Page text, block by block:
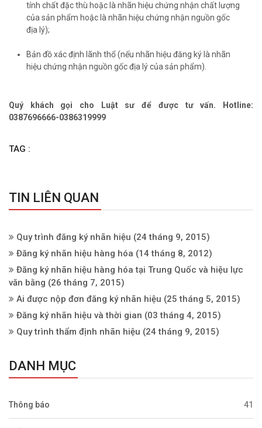
tính chất đặc thù hoặc là nhãn hiệu chứng nhận chất lượng
của sản phẩm hoặc là nhãn hiệu chứng nhận nguồn gốc
địa lý);
Bản đồ xác định lãnh thổ (nếu nhãn hiệu đăng ký là nhãn
hiệu chứng nhận nguồn gốc địa lý của sản phẩm).
Quý khách gọi cho Luật sư để được tư vấn. Hotline:
0387696666-0386319999
TAG :
TIN LIÊN QUAN
Quy trình đăng ký nhãn hiệu (24 tháng 9, 2015)
Đăng ký nhãn hiệu hàng hóa (14 tháng 8, 2012)
Đăng ký nhãn hiệu hàng hóa tại Trung Quốc và hiệu lực
văn bằng (26 tháng 7, 2015)
Ai được nộp đơn đăng ký nhãn hiệu (25 tháng 5, 2015)
Đăng ký nhãn hiệu và thời gian (03 tháng 4, 2015)
Quy trình thẩm định nhãn hiệu (24 tháng 9, 2015)
DANH MỤC
Thông báo 41